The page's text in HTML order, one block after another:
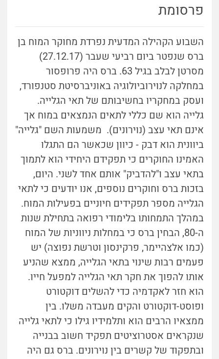
פרסומת
השבוע הקהילה המדעית נפרדת מחוקר המוח בן
ברס שנפטר ביום רביעי שעבר (27.12.17)
מסרטן לבלב בגיל 63. ברס היה פרופסור
במחלקה לנוירוביולוגיה באוניברסיטת סטנפורד,
ועסק במחקריו בחשיבותם של תאי הגלייה.
גלייה הוא שם כללי לתאים הנמצאים במוח אך
אינם תאי עצב (נוירונים). משמעות השם "גלייה"
ביוונית הוא דבק - כיוון שכאשר הם התגלו
האמינו החוקרים כי תפקידם היחידי הוא לתמוך
בתאי עצב ו"להדביק" אותם אחד לשני. היום,
בזכות ברס וחוקרים נוספים, אנו יודעים כי לתאי
הגלייה מספר תפקידים חיוניים בפעילות המוח.
במהלך התמחותו בלימודי רפואה בתחילת שנות
ה-80, הבחין ברס כי במחלות ניווניות של המוח
(כמו אלצהיימר, פרקינסון וטרשת נפוצה) יש
פעמים רבות שינוי בתאי הגלייה, ממצא שהניע
אותו להפוך את חקר תאי הגלייה למפעל חייו.
הוא חזר לאקדמיה כדי להשלים דוקטורט
ופוסט-דוקטורט והקים מעבדה משלו. בין
ממצאיו הרבים הוא ותלמידיו גילו כי לתאי גלייה
שנקראים אסטרוציטים תפקיד חשוב בבנייה
ובתפקוד של קשרים בין נוירונים. ברס גם היה